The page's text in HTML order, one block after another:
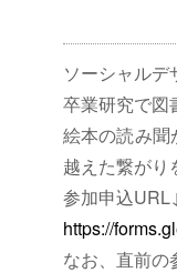
ソーシャル
卒業研究で図
絵本の読み聞
越えた繋がり
参加申込
https://
なお、直前の